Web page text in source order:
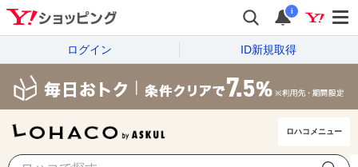
i
ログイン ID新規取得
ロハコメニュー